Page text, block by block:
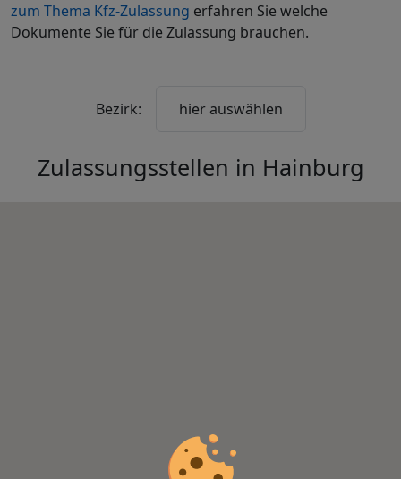
zum Thema Kfz-Zulassung erfahren Sie welche
Dokumente Sie für die Zulassung brauchen.
Bezirk: hier auswählen
Zulassungsstellen in Hainburg